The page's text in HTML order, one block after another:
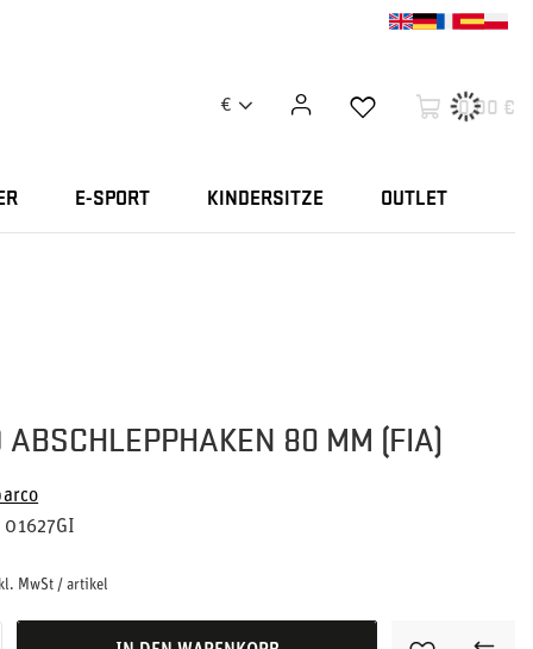
€ 0,00 €
E-SPORT KINDERSITZE OUTLET
ABSCHLEPPHAKEN 80 MM (FIA)
01627GI
MwSt /artikel